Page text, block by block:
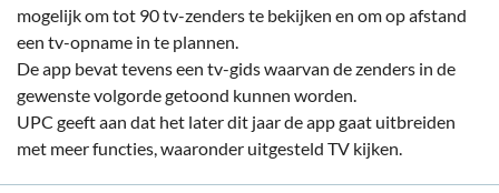
mogelijk om tot 90 tv-zenders te bekijken en om op afstand
een tv-opname in te plannen.
De app bevat tevens een tv-gids waarvan de zenders in de
gewenste volgorde getoond kunnen worden.
UPC geeft aan dat het later dit jaar de app gaat uitbreiden
met meer functies, waaronder uitgesteld TV kijken.